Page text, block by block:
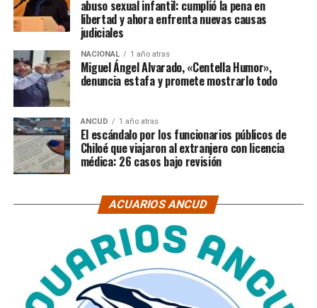
abuso sexual infantil: cumplió la pena en
libertad y ahora enfrenta nuevas causas
judiciales
NACIONAL 1 año atras
Miguel Ángel Alvarado, «Centella Humor»,
denuncia estafa y promete mostrarlo todo
ANCUD 1 año atras
El escándalo por los funcionarios públicos de
Chiloé que viajaron al extranjero con licencia
médica: 26 casos bajo revisión
ACUARIOS ANCUD